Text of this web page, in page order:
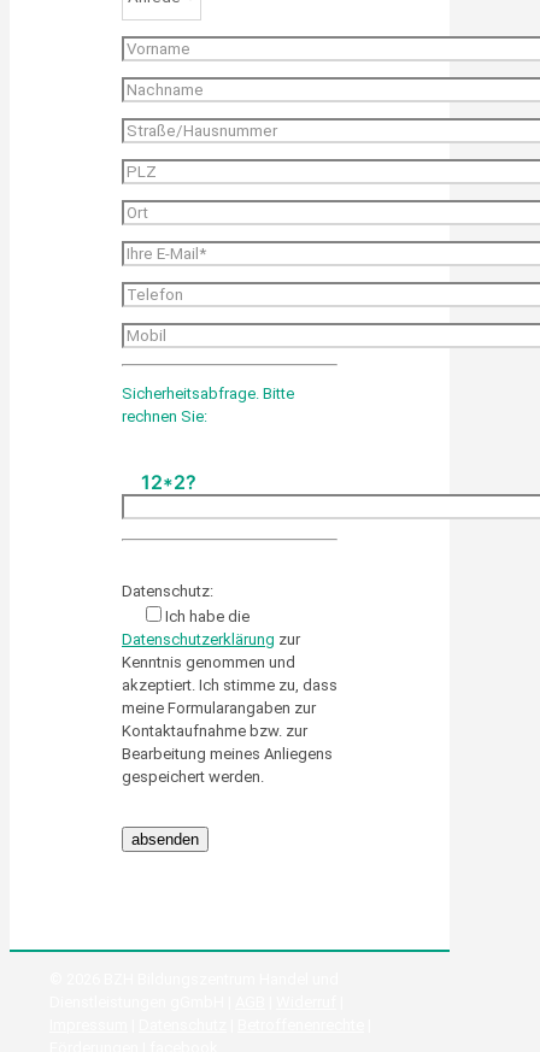
Sicherheitsabfrage. Bitte
rechnen Sie:
12*2?
Datenschutz:
Ich habe die
Datenschutzerklärung zur
Kenntnis genommen und
akzeptiert. Ich stimme zu, dass
meine Formularangaben zur
Kontaktaufnahme bzw. zur
Bearbeitung meines Anliegens
gespeichert werden.